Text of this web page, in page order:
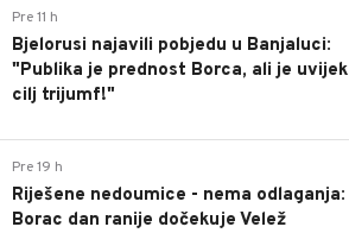
Pre 11 h
Bjelorusi najavili pobjedu u Banjaluci:
"Publika je prednost Borca, ali je uvijek
cilj trijumf!"
Pre 19 h
Riješene nedoumice - nema odlaganja:
Borac dan ranije dočekuje Velež